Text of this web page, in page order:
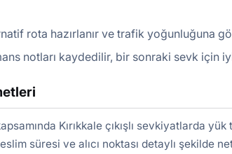
rota hazırlanır ve trafik yoğunluğuna
notları kaydedilir, bir sonraki sevk için
Kırıkkale çıkışlı sevkiyatlarda
süresi ve alıcı noktası detaylı şekilde